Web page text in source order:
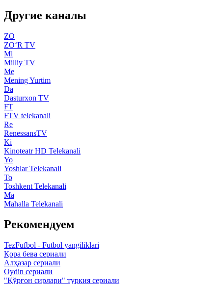
Другие каналы
ZO
ZO‘R TV
Mi
Milliy TV
Me
Mening Yurtim
Da
Dasturxon TV
FT
FTV telekanali
Re
RenessansTV
Ki
Kinoteatr HD Telekanali
Yo
Yoshlar Telekanali
To
Toshkent Telekanali
Ma
Mahalla Telekanali
Рекомендуем
TezFufbol - Futbol yangiliklari
Қора бева сериали
Алҳазар сериали
Oydin сериали
"Қўрғон сирлари" туркия сериали